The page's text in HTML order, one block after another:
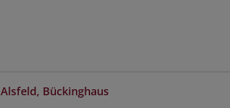
Alsfeld, Bückinghaus